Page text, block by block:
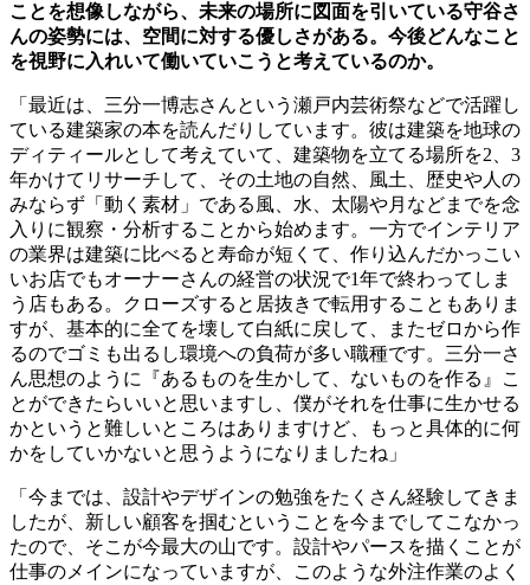
ことを想像しながら、未来の場所に図面を引いている守谷さ
んの姿勢には、空間に対する優しさがある。今後どんなこと
を視野に入れいて働いていこうと考えているのか。
「最近は、三分一博志さんという瀬戸内芸術祭などで活躍し
ている建築家の本を読んだりしています。彼は建築を地球の
ディティールとして考えていて、建築物を立てる場所を2
3
年かけてリサーチして、その土地の自然、風土、歴史や人の
みならず「動く素材」である風、水、太陽や月などまでを念
入りに観察・分析することから始めます。一方でインテリア
の業界は建築に比べると寿命が短くて、作り込んだかっこい
いお店でもオーナーさんの経営の状況で1年で終わってしま
う店もある。クローズすると居抜きで転用することもありま
すが、基本的に全てを壊して白紙に戻して、またゼロから作
るのでゴミも出るし環境への負荷が多い職種です。三分一さ
ん思想のように『あるものを生かして、ないものを作る』こ
とができたらいいと思いますし、僕がそれを仕事に生かせる
かというと難しいところはありますけど、もっと具体的に何
かをしていかないと思うようになりましたね」
「今までは、設計やデザインの勉強をたくさん経験してきま
したが、新しい顧客を掴むということを今までしてこなかっ
たので、そこが今最大の山です。設計やパースを描くことが
仕事のメインになっていますが、このような外注作業のよく